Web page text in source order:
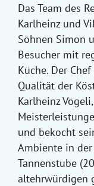
Das Team des
Karlheinz und
Söhnen Simon
Besucher mit
Küche. Der
Qualität der
Karlheinz
und bekocht
Ambiente in
Tannenstube
altehrwürdigen